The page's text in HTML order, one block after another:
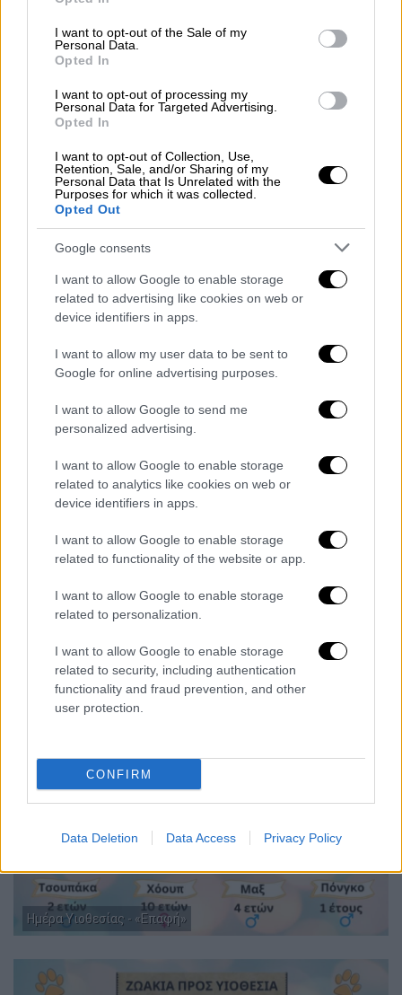
use your data for below specified purposes in below Google
consent section.
I want to opt-out of the Sale of my
Personal Data.
Opted In
I want to opt-out of processing my
Personal Data for Targeted Advertising.
Opted In
I want to opt-out of Collection, Use,
Retention, Sale, and/or Sharing of my
Personal Data that Is Unrelated with the
Purposes for which it was collected.
Opted Out
Google consents
I want to allow Google to enable storage
related to advertising like cookies on web or
device identifiers in apps.
I want to allow my user data to be sent to
Google for online advertising purposes.
I want to allow Google to send me
personalized advertising.
I want to allow Google to enable storage
related to analytics like cookies on web or
device identifiers in apps.
I want to allow Google to enable storage
related to functionality of the website or app.
I want to allow Google to enable storage
related to personalization.
I want to allow Google to enable storage
related to security, including authentication
functionality and fraud prevention, and other
user protection.
CONFIRM
Data Deletion Data Access Privacy Policy
Διοργάνωση: Δήμος Ηρακλείου Αττικής - Pet
Ημέρα Υιοθεσίας - «Επαφή»